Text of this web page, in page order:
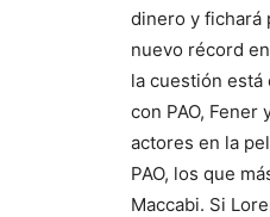
dinero y fichará
nuevo récord
la cuestión está
con PAO, Fener
actores en la
PAO, los que
Maccabi. Si